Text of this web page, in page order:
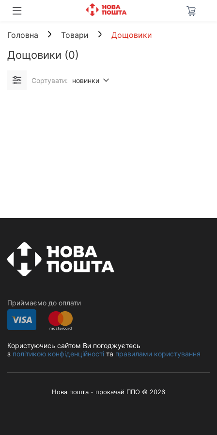
Головна Товари Дощовики
Дощовики (0)
Сортувати: новинки
Приймаємо до оплати
Користуючись сайтом Ви погоджуєтесь
з політикою конфіденційності та правилами користування
Нова пошта - прокачай ППО © 2026